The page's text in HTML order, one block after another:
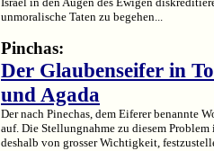
unmoralische Taten zu begehen...
Pinchas:
Der Glaubenseifer in
und Agada
Der nach Pinechas, dem Eiferer benannte
auf. Die Stellungnahme zu diesem
deshalb von grosser Wichtigkeit,